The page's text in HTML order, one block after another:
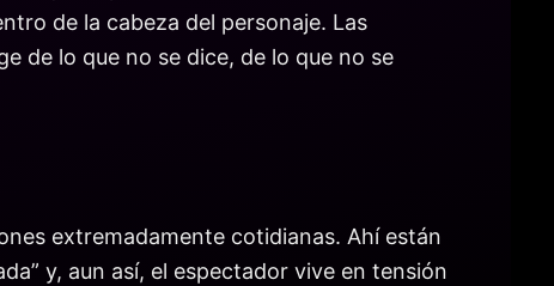
de la cabeza del personaje. Las
de lo que no se dice, de lo que no se
extremadamente cotidianas. Ahí están
y, aun así, el espectador vive en tensión